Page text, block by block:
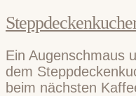
Ein Augenschmaus
dem
beim nächsten